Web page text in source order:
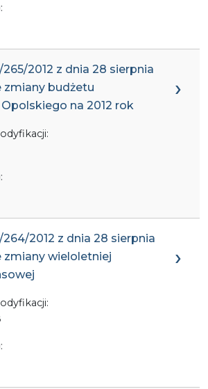
265/2012 z dnia 28 sierpnia
zmiany budżetu
na 2012 rok
264/2012 z dnia 28 sierpnia
zmiany wieloletniej